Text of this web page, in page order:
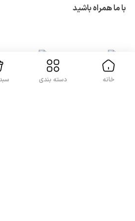
با ما همراه باشید
خانه دسته بندی